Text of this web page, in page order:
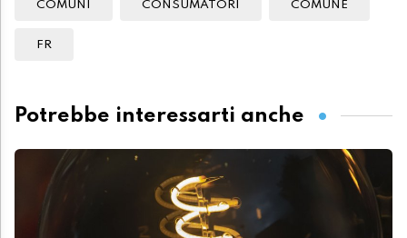
COMUNI CONSUMATORI COMUNE
FR
Potrebbe interessarti anche